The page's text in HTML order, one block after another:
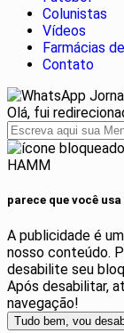
Colunistas
Vídeos
Farmácias
Contato
Olá, fui
HAMM
parece que você
A publicidade é
nosso conteúdo.
desabilite seu
Após desabilitar,
navegação!
Tudo bem, vou